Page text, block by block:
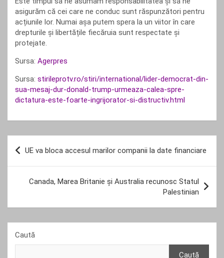
asigurăm că cei care ne conduc sunt răspunzători pentru
acțiunile lor. Numai așa putem spera la un viitor în care
drepturile și libertățile fiecăruia sunt respectate și
protejate.
Sursa: Agerpres
Sursa: stirileprotv.ro/stiri/international/lider-democrat-din-
sua-mesaj-dur-donald-trump-urmeaza-calea-spre-
dictatura-este-foarte-ingrijorator-si-distructiv.html
Navigare
articole
UE va bloca accesul marilor companii la date financiare
Canada, Marea Britanie și Australia recunosc Statul
Palestinian
Caută
Caută